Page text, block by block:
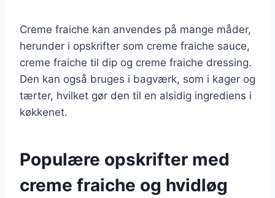
Creme fraiche kan anvendes på mange måder,
herunder i opskrifter som creme fraiche sauce,
creme fraiche til dip og creme fraiche dressing.
Den kan også bruges i bagværk, som i kager og
tærter, hvilket gør den til en alsidig ingrediens i
køkkenet.
Populære opskrifter med
creme fraiche og hvidløg